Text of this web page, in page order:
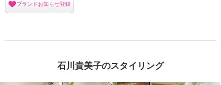
ブランドお知らせ登録
石川貴美子のスタイリング